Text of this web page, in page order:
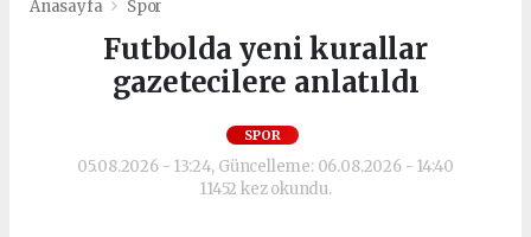
Anasayfa Spor
Futbolda yeni kurallar
gazetecilere anlatıldı
SPOR
05.08.2026 - 13:24, Güncelleme: 06.08.2026 - 14:40
11452 kez okundu.